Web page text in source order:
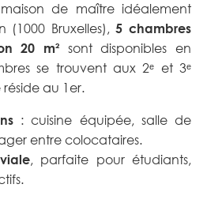
de maître idéalement
(1000 Bruxelles),5 chambres
20 m² sont disponibles en
se trouvent aux 2ᵉ et 3ᵉ
au 1er.
: cuisine équipée, salle de
entre colocataires.
, parfaite pour étudiants,